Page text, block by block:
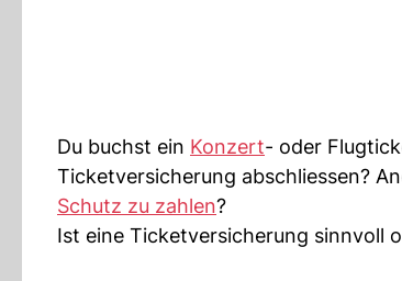
Du buchst ein Konzert- oder
Ticketversicherung abschliessen?
Schutz zu zahlen?
Ist eine Ticketversicherung sinnvoll